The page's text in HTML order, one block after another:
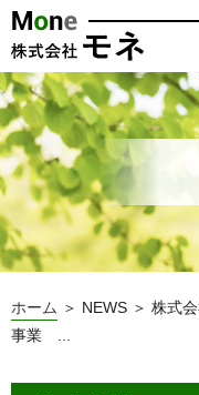
ホーム ＞ NEWS ＞ 株
事業 ...